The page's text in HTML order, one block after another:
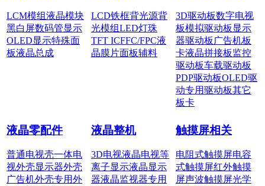
LCM模组液晶模块
黑白屏数码管显示
OLED显示特殊面
板液晶总成
LCD铁框背光源背
光模组LED灯珠
TFT ICFFC/FPC液
晶膜片面板辅料
3D驱动板数字电视
板模拟驱动板 显示
器驱动板广告机板
卡液晶拼接板监控
驱动板车载驱动板
PDP驱动板OLED驱
动专用驱动板其它
板卡
液晶零配件
普通电视壳一体电
视外壳显示器外壳
广告机外壳专用外
液晶整机
3D电视液晶电视等
离子显示液晶显示
器液晶监视器专用
触摸屏相关
电阻式触摸屏电容
式触摸屏红外触摸
屏声波触摸屏光学